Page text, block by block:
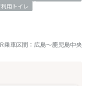
用トイレ
乗車区間： 広島～鹿児島中央